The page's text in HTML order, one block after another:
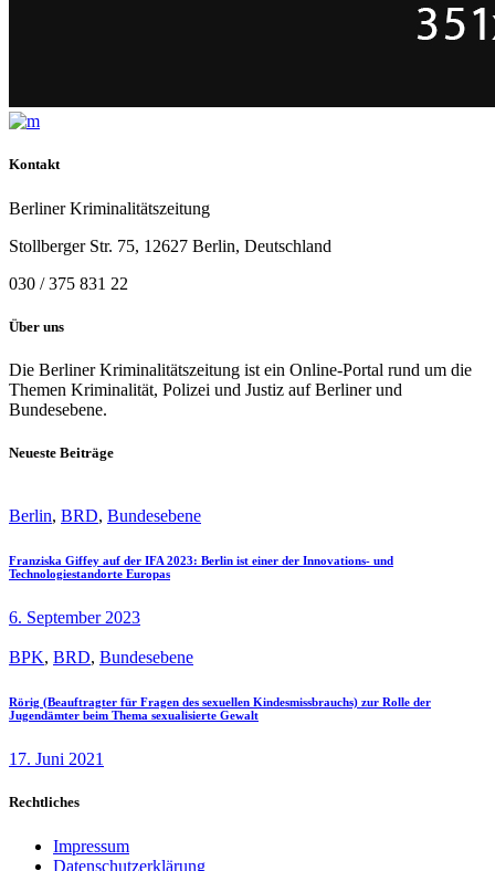
Kontakt
Berliner Kriminalitätszeitung
Stollberger Str. 75, 12627 Berlin, Deutschland
030 / 375 831 22
Über uns
Die Berliner Kriminalitätszeitung ist ein Online-Portal rund um die
Themen Kriminalität, Polizei und Justiz auf Berliner und
Bundesebene.
Neueste Beiträge
Berlin, BRD, Bundesebene
Franziska Giffey auf der IFA 2023: Berlin ist einer der Innovations- und
Technologiestandorte Europas
6. September 2023
BPK, BRD, Bundesebene
Rörig (Beauftragter für Fragen des sexuellen Kindesmissbrauchs) zur Rolle der
Jugendämter beim Thema sexualisierte Gewalt
17. Juni 2021
Rechtliches
Impressum
Datenschutzerklärung